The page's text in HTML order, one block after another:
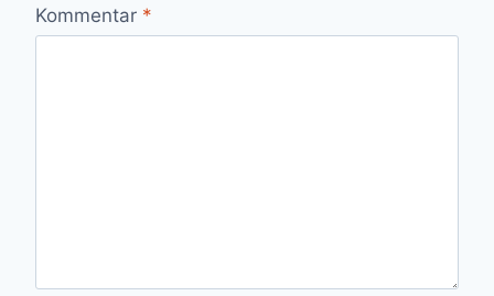
Kommentar *